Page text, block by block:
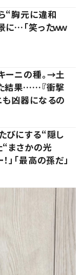
“胸元に違和
…「笑ったｗｗ
ーニの種。→土
結果……『衝撃
も凶器になるの
びにする“隠し
“まさかの光
「最高の孫だ」